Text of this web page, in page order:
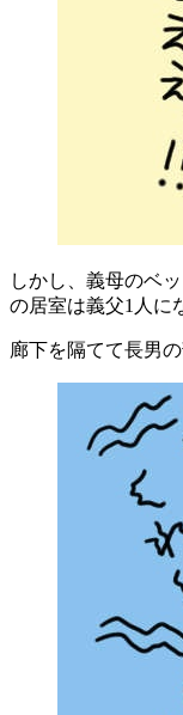
しかし、義母のベ
の居室は義父1人に
廊下を隔てて長男